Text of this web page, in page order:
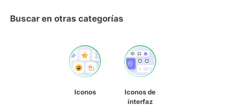
Buscar en otras categorías
Iconos
Iconos de
interfaz